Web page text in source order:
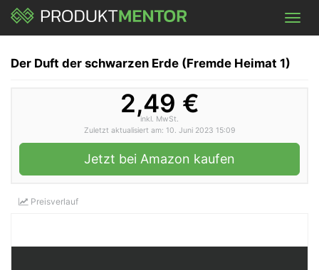
Skip
main
Der Duft der schwarzen Erde (Fremde Heimat 1)
2,49 €
inkl. MwSt.
Zuletzt aktualisiert am: 10. Juni 2023 15:09
Jetzt bei Amazon kaufen
Preisverlauf